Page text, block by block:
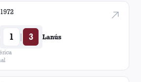
1 | 3 Lanús